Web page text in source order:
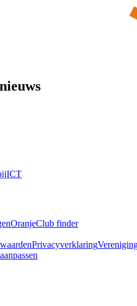
ICT
OranjeClub finder
Privacyverklaring